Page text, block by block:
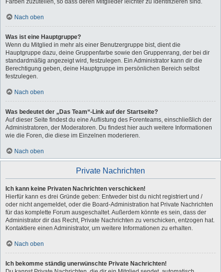
Farben zuzuteilen, so dass deren Mitglieder leichter zu identifizieren sind.
Nach oben
Was ist eine Hauptgruppe?
Wenn du Mitglied in mehr als einer Benutzergruppe bist, dient die
Hauptgruppe dazu, deine Gruppenfarbe sowie den Gruppenrang, der bei dir
standardmäßig angezeigt wird, festzulegen. Ein Administrator kann dir die
Berechtigung geben, deine Hauptgruppe im persönlichen Bereich selbst
festzulegen.
Nach oben
Was bedeutet der „Das Team“-Link auf der Startseite?
Auf dieser Seite findest du eine Auflistung des Forenteams, einschließlich der
Administratoren, der Moderatoren. Du findest hier auch weitere Informationen
wie die Foren, die diese im Einzelnen moderieren.
Nach oben
Private Nachrichten
Ich kann keine Privaten Nachrichten verschicken!
Hierfür kann es drei Gründe geben: Entweder bist du nicht registriert und /
oder nicht angemeldet, oder die Board-Administration hat Private Nachrichten
für das komplette Forum ausgeschaltet. Außerdem könnte es sein, dass der
Administrator dir das Recht, Private Nachrichten zu verschicken, entzogen hat.
Kontaktiere einen Administrator, um weitere Informationen zu erhalten.
Nach oben
Ich bekomme ständig unerwünschte Private Nachrichten!